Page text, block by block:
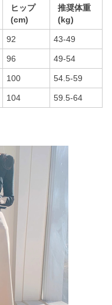
ヒップ
(cm)
推奨体重
(kg)
92 43-49
96 49-54
100 54.5-59
104 59.5-64